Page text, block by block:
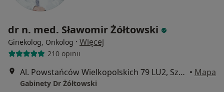
dr n. med. Sławomir Żółtowski
Ginekolog, Onkolog · Więcej
210 opinii
Al. Powstańców Wielkopolskich 79 LU2, Szczecin • Mapa
Gabinety Dr Żółtowski